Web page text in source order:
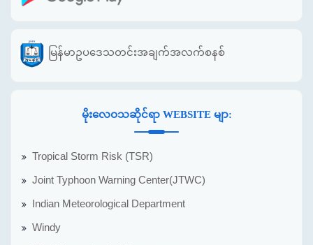
မြန်မာဥပဒေသတင်းအချက်အလက်စနစ်
မိုးလေဝသဆိုင်ရာ WEBSITE မျာ:
Tropical Storm Risk (TSR)
Joint Typhoon Warning Center(JTWC)
Indian Meteorological Department
Windy